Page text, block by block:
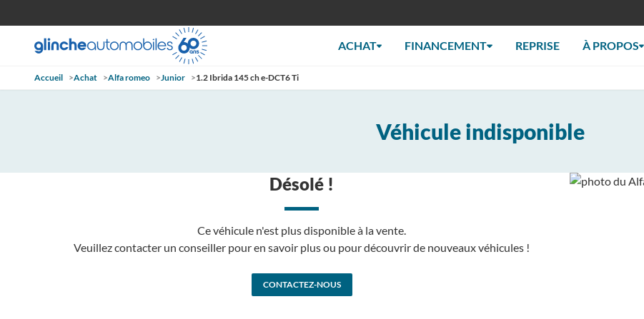
ACHAT FINANCEMENT REPRISE À PROPOS
Accueil >Achat >Alfa romeo >Junior >1.2 Ibrida 145 ch e-DCT6 Ti
Véhicule indisponible
Désolé !
Ce véhicule n'est plus disponible à la vente.
Veuillez contacter un conseiller pour en savoir plus ou pour découvrir de nouveaux véhicules !
CONTACTEZ-NOUS